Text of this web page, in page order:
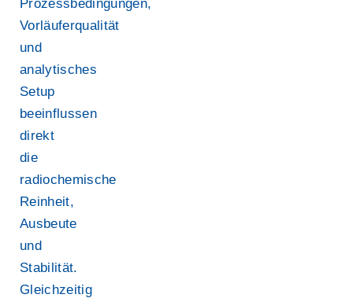
Prozessbedingungen,
Vorläuferqualität
und
analytisches
Setup
beeinflussen
direkt
die
radiochemische
Reinheit,
Ausbeute
und
Stabilität.
Gleichzeitig